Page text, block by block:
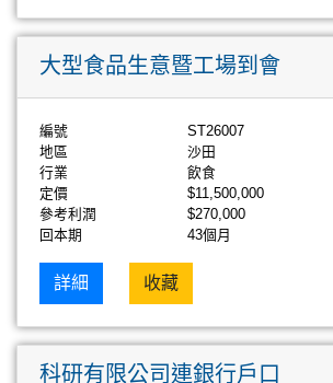
大型食品生意暨工場到會
編號
ST26007
地區
沙田
行業
飲食
定價
$11,500,000
參考利潤
$270,000
回本期
43個月
詳細 收藏
科研有限公司連銀行戶口